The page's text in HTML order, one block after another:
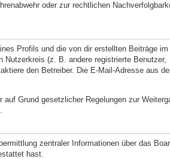
oder zur rechtlichen
Profils und die von dir erstellten Beiträge
(z. B. andere registrierte Benutzer,
den Betreiber. Die E-Mail-Adresse aus
Grund gesetzlicher Regelungen zur
zentraler Informationen über das
hast.